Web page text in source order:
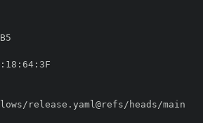
: 18 : 64: